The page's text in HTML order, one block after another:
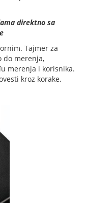
direktno sa
Tajmer za
do merenja,
merenja i korisnika.
kroz korake.